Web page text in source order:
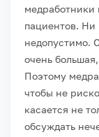
медработники
пациентов. Ни
недопустимо.
очень
Поэтому
чтобы не
касается не
обсуждать